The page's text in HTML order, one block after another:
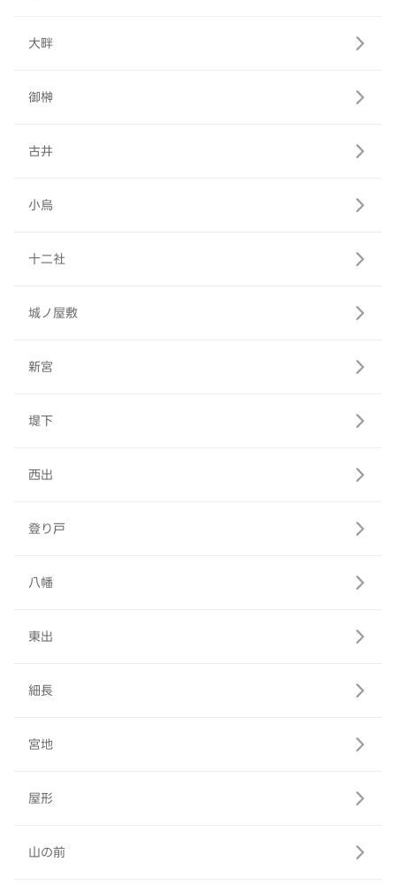
大畔
御榊
古井
小烏
十二社
城ノ屋敷
新宮
堤下
西出
登り戸
八幡
東出
細長
宮地
屋形
山の前